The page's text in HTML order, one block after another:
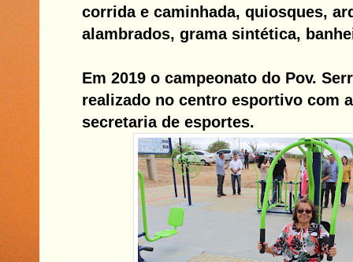
corrida e caminhada, quiosques,
alambrados, grama sintética,
Em 2019 o campeonato do Pov.
realizado no centro esportivo com
secretaria de esportes.